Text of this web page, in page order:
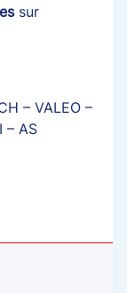
sur
– VALEO –
– AS